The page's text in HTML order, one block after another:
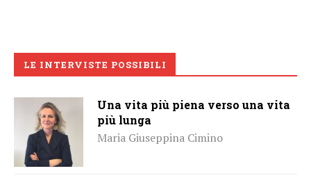
LE INTERVISTE POSSIBILI
Una vita più piena verso una vita
più lunga
Maria Giuseppina Cimino